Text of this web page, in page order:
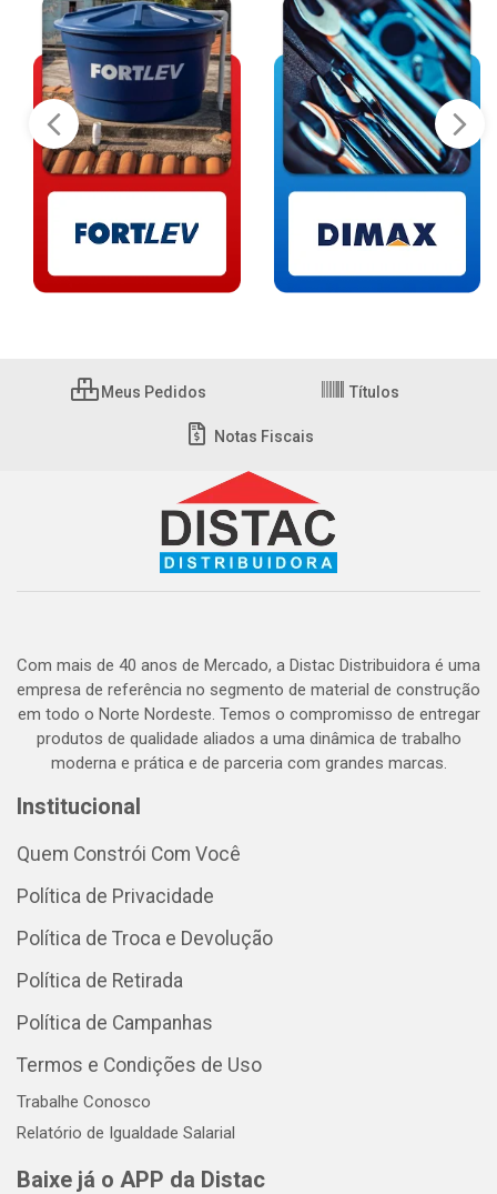
Meus Pedidos Títulos
Notas Fiscais
Com mais de 40 anos de Mercado, a Distac Distribuidora é uma
empresa de referência no segmento de material de construção
em todo o Norte Nordeste. Temos o compromisso de entregar
produtos de qualidade aliados a uma dinâmica de trabalho
moderna e prática e de parceria com grandes marcas.
Institucional
Quem Constrói Com Você
Política de Privacidade
Política de Troca e Devolução
Política de Retirada
Política de Campanhas
Termos e Condições de Uso
Trabalhe Conosco
Relatório de Igualdade Salarial
Baixe já o APP da Distac